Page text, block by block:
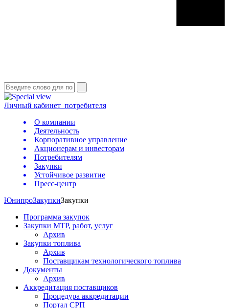
Личный кабинет потребителя
О компании
Деятельность
Корпоративное управление
Акционерам и инвесторам
Потребителям
Закупки
Устойчивое развитие
Пресс-центр
ЮнипроЗакупкиЗакупки
Программа закупок
Закупки МТР, работ, услуг
Архив
Закупки топлива
Архив
Поставщикам технологического топлива
Документы
Архив
Аккредитация поставщиков
Процедура аккредитации
Портал СРП